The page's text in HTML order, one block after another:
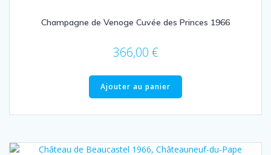
Champagne de Venoge Cuvée des Princes 1966
366,00 €
Ajouter au panier